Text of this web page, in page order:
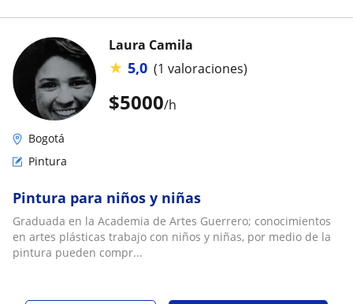
$5000/h
Laura Camila
★ 5,0 (1 valoraciones)
Bogotá
Pintura
Pintura para niños y niñas
Graduada en la Academia de Artes Guerrero; conocimientos
en artes plásticas trabajo con niños y niñas, por medio de la
pintura pueden compr...